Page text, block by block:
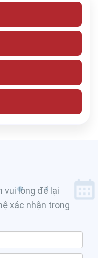
vui lòng để lại
xác nhận trong